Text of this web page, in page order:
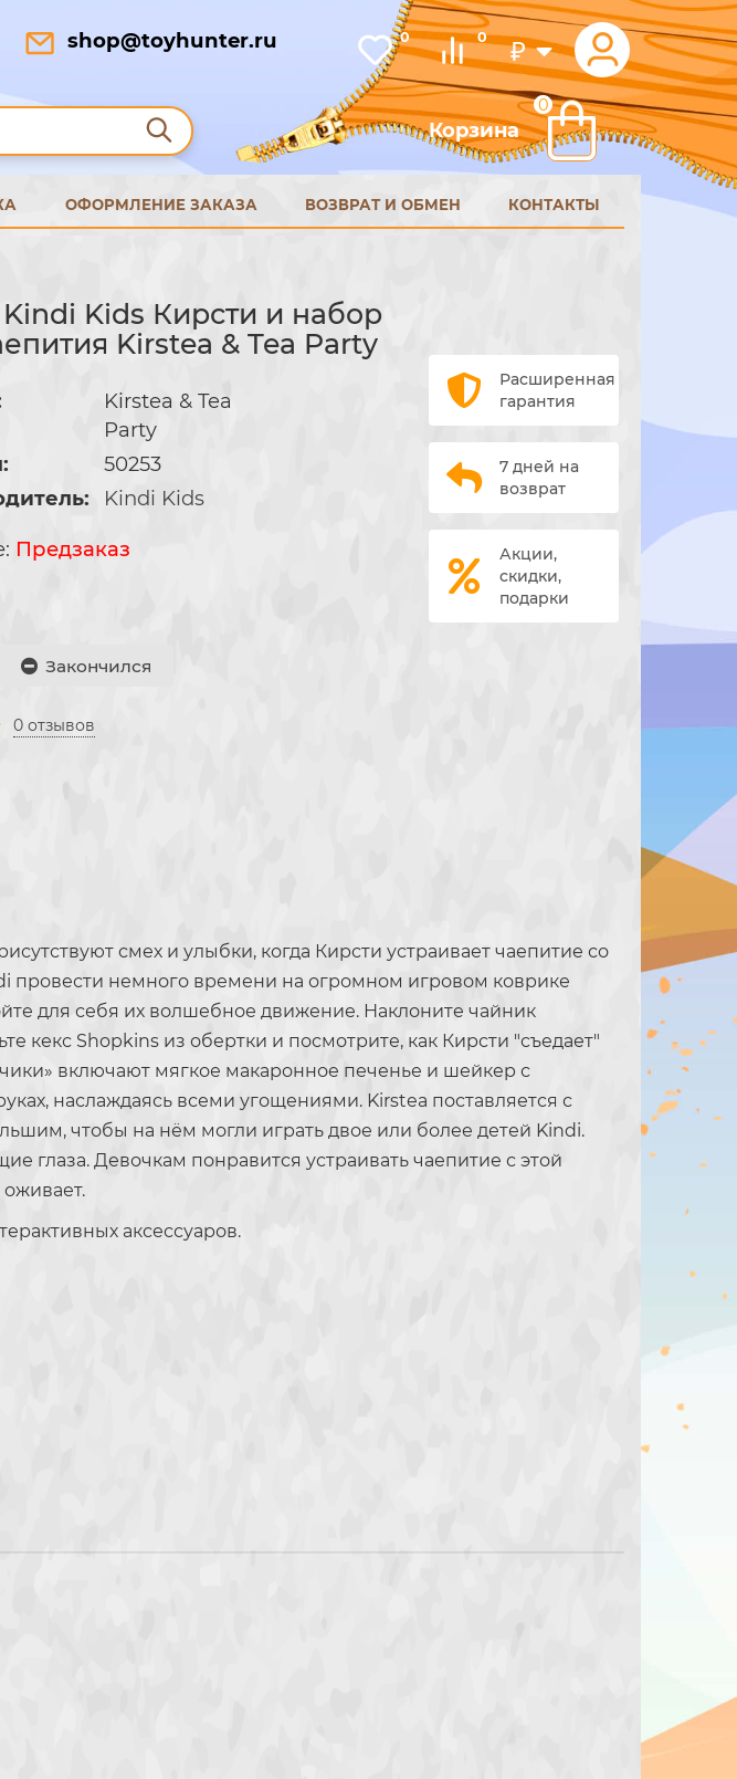
₽
0
0
shop@toyhunter.ru
Корзина
0
ОФОРМЛЕНИЕ ЗАКАЗА ВОЗВРАТ И ОБМЕН КОНТАКТЫ
Kindi Kids Кирсти и набор
Kirstea & Tea Party
Kirstea & Tea
Party
50253
Kindi Kids
Предзаказ
Закончился
0 отзывов
Расширенная
гарантия
7 дней на
возврат
Акции,
скидки,
подарки
смех и улыбки, когда Кирсти устраивает чаепитие со
провести немного времени на огромном игровом коврике
для себя их волшебное движение. Наклоните чайник
кекс Shopkins из обертки и посмотрите, как Кирсти "съедает"
включают мягкое макаронное печенье и шейкер с
наслаждаясь всеми угощениями. Kirstea поставляется с
чтобы на нём могли играть двое или более детей Kindi.
глаза. Девочкам понравится устраивать чаепитие с этой
оживает.
аксессуаров.